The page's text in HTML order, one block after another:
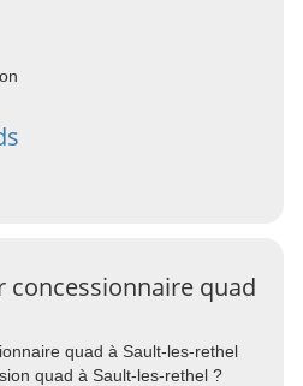
concessionnaire quad
quad à Sault-les-rethel
quad à Sault-les-rethel ?